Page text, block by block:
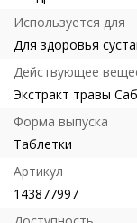
Используется для
Для здоровья
Действующее
Экстракт травы
Форма выпуска
Таблетки
Артикул
143877997